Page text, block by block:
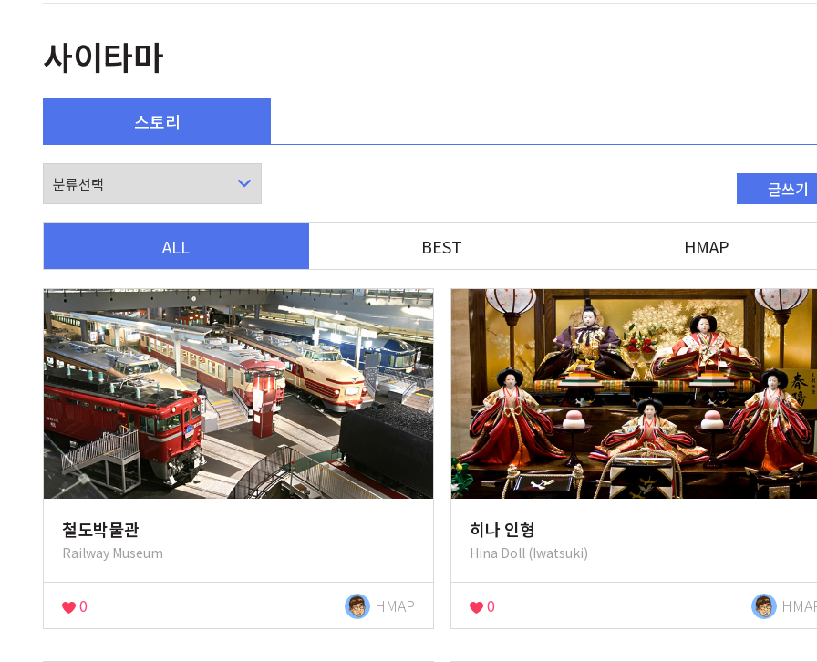
사이타마
스토리
글쓰기
ALL BEST HMAP
철도박물관
Railway Museum
0 HMAP
히나 인형
Hina Doll (Iwatsuki)
0